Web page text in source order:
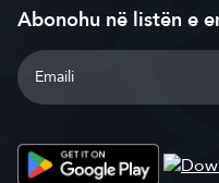
Abonohu në listën e